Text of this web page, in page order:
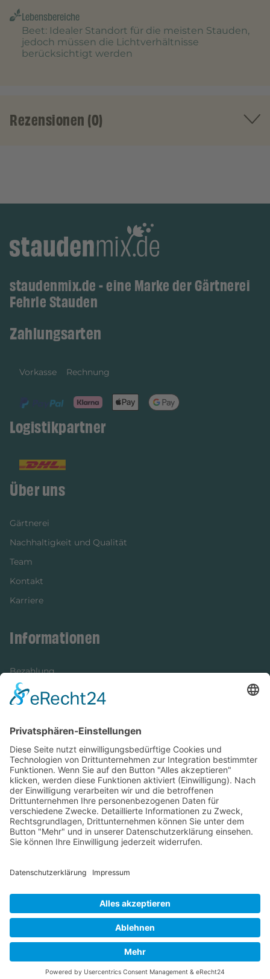
Lebensbereiche
Beet: Idealer Standort für die meisten Stauden,
jedoch müssen die Lichtverhältnisse
berücksichtigt werden
Rezensionen (0)
staudenmix.de - eine Marke der Gärtnerei
Fehrle Stauden
Zahlungsarten
Vorkasse Rechnung
Logistikpartner
Über uns
Gärtnerei
Nachhaltigkeit und Qualität
Team
Kontakt
Karriere
Informationen
Bezahlung
Newsletter
Versandinformationen
Verfügbarkeit/Verträglichkeit
Rechtliches
Widerrufsrecht und Widerrufsformular
Impressum
Datenschutzerklärung
Cookie-Einstellungen
AGB
Streitbeilegungsstelle
Vertrag widerrufen